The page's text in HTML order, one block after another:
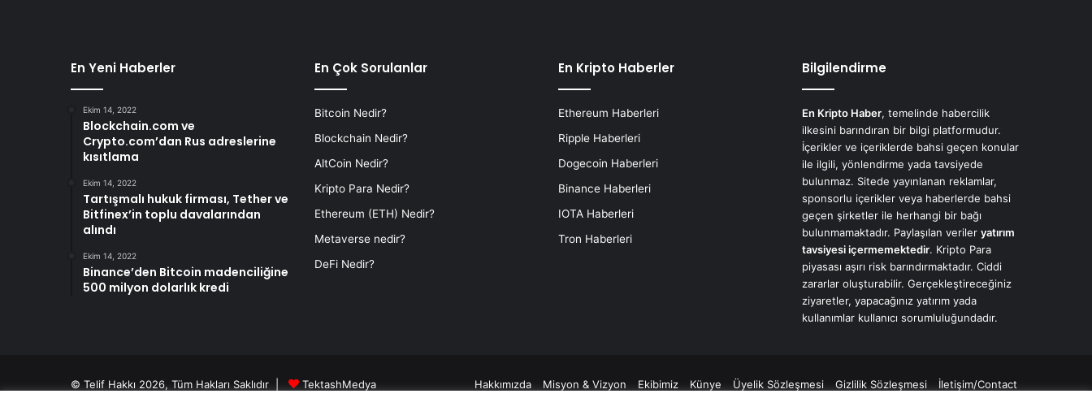
En Yeni Haberler
Ekim 14, 2022
Blockchain.com ve
Crypto.com’dan Rus adreslerine
kısıtlama
Ekim 14, 2022
Tartışmalı hukuk firması, Tether ve
Bitfinex’in toplu davalarından
alındı
Ekim 14, 2022
Binance’den Bitcoin madenciliğine
500 milyon dolarlık kredi
En Çok Sorulanlar
Bitcoin Nedir?
Blockchain Nedir?
AltCoin Nedir?
Kripto Para Nedir?
Ethereum (ETH) Nedir?
Metaverse nedir?
DeFi Nedir?
En Kripto Haberler
Ethereum Haberleri
Ripple Haberleri
Dogecoin Haberleri
Binance Haberleri
IOTA Haberleri
Tron Haberleri
Bilgilendirme
En Kripto Haber, temelinde habercilik
ilkesini barındıran bir bilgi platformudur.
İçerikler ve içeriklerde bahsi geçen konular
ile ilgili, yönlendirme yada tavsiyede
bulunmaz. Sitede yayınlanan reklamlar,
sponsorlu içerikler veya haberlerde bahsi
geçen şirketler ile herhangi bir bağı
bulunmamaktadır. Paylaşılan veriler yatırım
tavsiyesi içermemektedir. Kripto Para
piyasası aşırı risk barındırmaktadır. Ciddi
zararlar oluşturabilir. Gerçekleştireceğiniz
ziyaretler, yapacağınız yatırım yada
kullanımlar kullanıcı sorumluluğundadır.
© Telif Hakkı 2026, Tüm Hakları Saklıdır | TektashMedya Hakkımızda Misyon & Vizyon Ekibimiz Künye Üyelik Sözleşmesi Gizlilik Sözleşmesi İletişim/Contact